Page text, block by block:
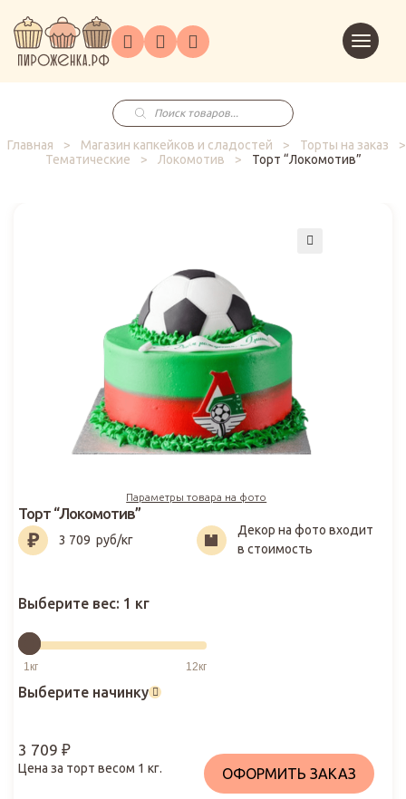
ГлавнаяКаталог
на
заказ
Праздники
Корпоративным
клиентам
в
корзину
Поиск
товаров
Главная
> Магазин капкейков и сладостей > Торты на заказ
>
Тематические
> Локомотив > Торт “Локомотив”
Параметры товара на фото
3 709₽
Торт “Локомотив”
3 709 руб/кг
Декор на фото входит
в стоимость
Выберите вес: 1 кг
Выберите начинку
3 709 ₽
Цена за торт весом 1 кг. ОФОРМИТЬ ЗАКАЗ